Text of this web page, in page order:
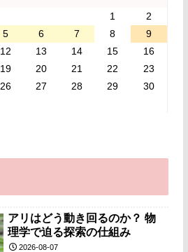
1
2
5 6 7 8
9
12 13 14 15
16
19 20 21 22
23
26 27 28 29
30
アリはどう動き回るのか？ 物
理学で迫る探索の仕組み
2026-08-07